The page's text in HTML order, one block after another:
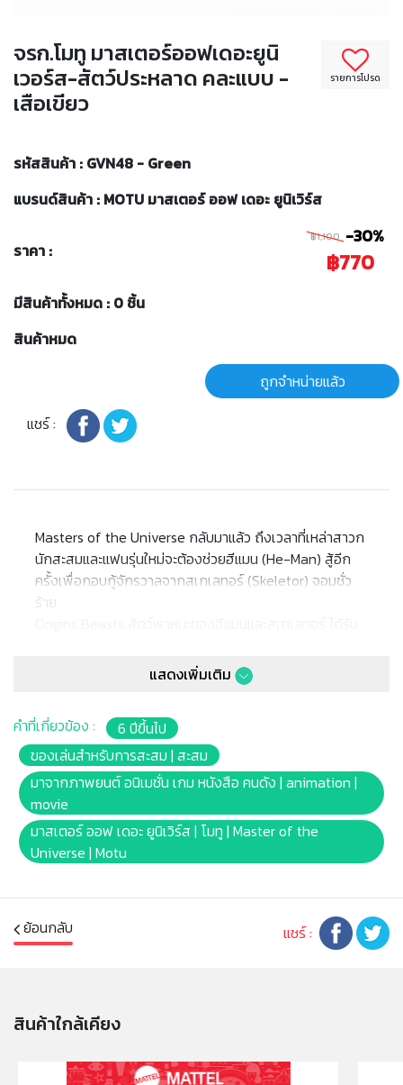
รายการโปรด
จรก.โมทู มาสเตอร์ออฟเดอะยูนิ
เวอร์ส-สัตว์ประหลาด คละแบบ -
เสือเขียว
รหัสสินค้า : GVN48 - Green
แบรนด์สินค้า : MOTU มาสเตอร์ ออฟ เดอะ ยูนิเวิร์ส
ราคา :
฿1,100 -30%
฿770
มีสินค้าทั้งหมด : 0 ชิ้น
สินค้าหมด
ถูกจำหน่ายแล้ว
แชร์ :
Masters of the Universe กลับมาแล้ว ถึงเวลาที่เหล่าสาวก
นักสะสมและแฟนรุ่นใหม่จะต้องช่วยฮีแมน (He-Man) สู้อีก
ครั้งเพื่อกอบกู้จักรวาลจากสเกเลทอร์ (Skeletor) จอมชั่ว
ร้าย
เช่น ขา ส่วนหัว คอ และขากรรไกร พร้อมรบในชุดเกราะที่ถอด
ออกได้ บรรจุภัณฑ์ดีไซน์วินเทจผสมผสานการออกแบบใหม่ที่
สินค้าแต่ละชิ้นแยกจำหน่าย
ฟิกเกอร์แต่ละตัวแยกจำหน่าย
เหมาะสำหรับอายุ 6 ปีขึ้นไป
หมายเหตุ:
สินค้าอาจมีการเปลี่ยนแปลงลวดลาย สีสันบนผลิตภัณฑ์ หรือ
แพ็คเกจโดยร้านฯอาจไม่สามารถแจ้งให้ทราบล่วงหน้า และสี
การตั้งค่าการแสดงผลสีของแต่ละหน้าจอ
คำเตือน/ข้อห้าม:
และขว้างปา
แสดงเพิ่มเติม
คำที่เกี่ยวข้อง :
6 ปีขึ้นไป
ของเล่นสำหรับการสะสม | สะสม
มาจากภาพยนต์ อนิเมชั่น เกม หนังสือ คนดัง | animation |
movie
มาสเตอร์ ออฟ เดอะ ยูนิเวิร์ส | โมทู | Master of the
Universe | Motu
ย้อนกลับ แชร์ :
สินค้าใกล้เคียง